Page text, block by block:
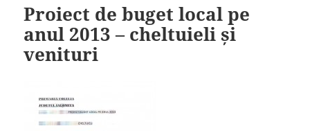
Proiect de buget local pe
anul 2013 – cheltuieli și
venituri